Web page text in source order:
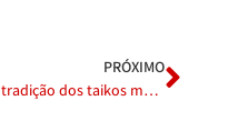
PRÓXIMO
A tradição dos taikos marca o Akimatsuri